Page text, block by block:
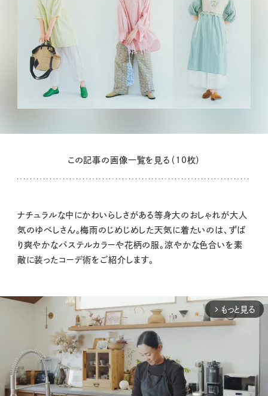
この記事の画像一覧を見る（10枚）
ナチュラルな中にかわいらしさがある等身大のおしゃれが大人
気のゆべしさん。梅雨のじめじめした天気に着たいのは、ずば
り爽やかなパステルカラーや花柄の服。涼やかな色合いを素
敵に装ったコーデ術をご紹介します。
arrow_forward_ios もっと見る